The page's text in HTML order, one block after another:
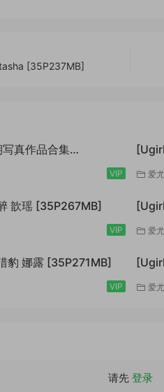
[35P237MB]
真作品合集
VIP 爱
歆瑶 [35P267MB]
VIP 爱
豹 娜露 [35P271MB]
VIP 爱
请先 登录